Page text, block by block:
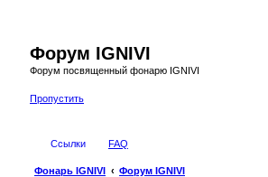
Форум IGNIVI
Форум посвященный фонарю IGNIVI
Пропустить
Ссылки FAQ
Фонарь IGNIVI Форум IGNIVI